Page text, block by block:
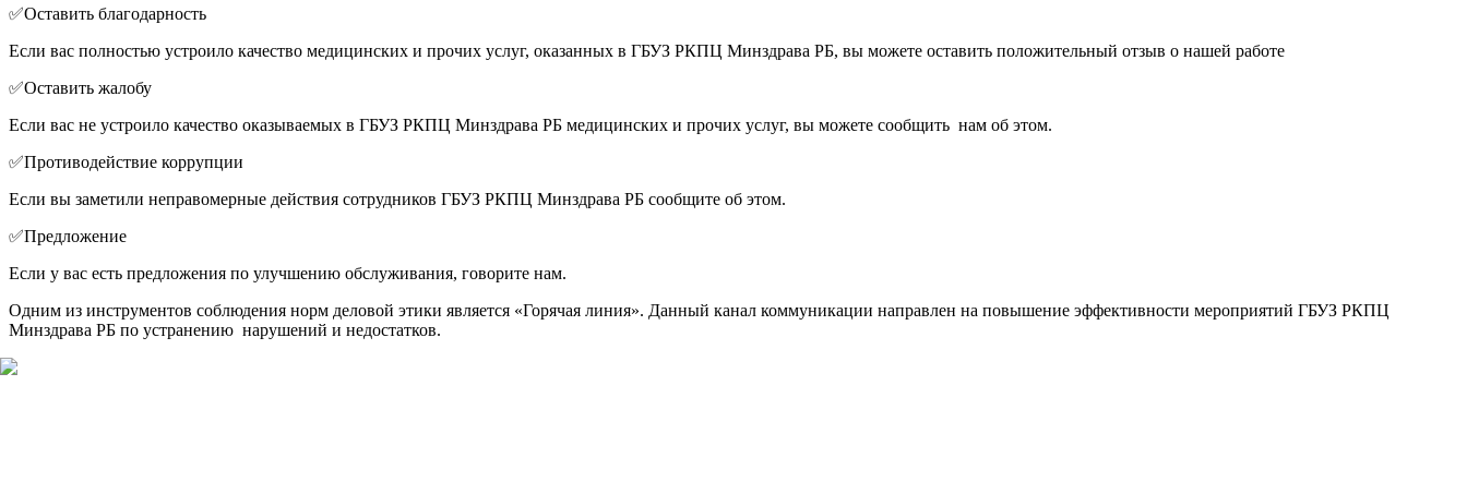
✅Оставить благодарность
Если вас полностью устроило качество медицинских и прочих услуг, оказанных в ГБУЗ РКПЦ Минздрава РБ, вы можете оставить положительный отзыв о нашей работе
✅Оставить жалобу
Если вас не устроило качество оказываемых в ГБУЗ РКПЦ Минздрава РБ медицинских и прочих услуг, вы можете сообщить нам об этом.
✅Противодействие коррупции
Если вы заметили неправомерные действия сотрудников ГБУЗ РКПЦ Минздрава РБ сообщите об этом.
✅Предложение
Если у вас есть предложения по улучшению обслуживания, говорите нам.
Одним из инструментов соблюдения норм деловой этики является «Горячая линия». Данный канал коммуникации направлен на повышение эффективности мероприятий ГБУЗ РКПЦ
Минздрава РБ по устранению нарушений и недостатков.